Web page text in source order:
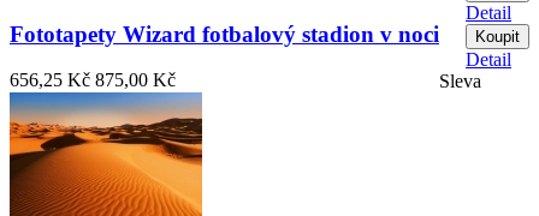
Detail
Fototapety Wizard fotbalový stadion v noci
656,25 Kč 875,00 Kč
Koupit
Detail
Sleva